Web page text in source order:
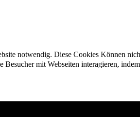
notwendig. Diese Cookies Können
mit Webseiten interagieren,